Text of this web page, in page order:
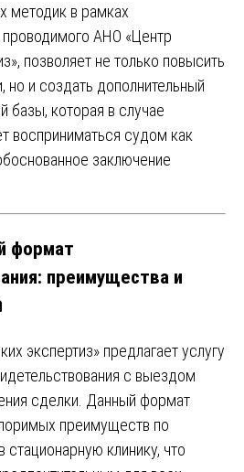
методик в рамках
проводимого АНО «Центр
позволяет не только повысить
но и создать дополнительный
базы, которая в случае
восприниматься судом как
заключение
формат
преимущества и
экспертиз» предлагает услугу
с выездом
сделки. Данный формат
преимуществ по
клинику, что